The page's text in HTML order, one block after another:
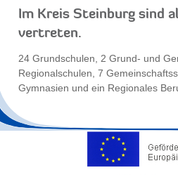
Im Kreis Steinburg sind
vertreten.
24 Grundschulen, 2 Grund- und
Regionalschulen, 7
Gymnasien und ein Regionales